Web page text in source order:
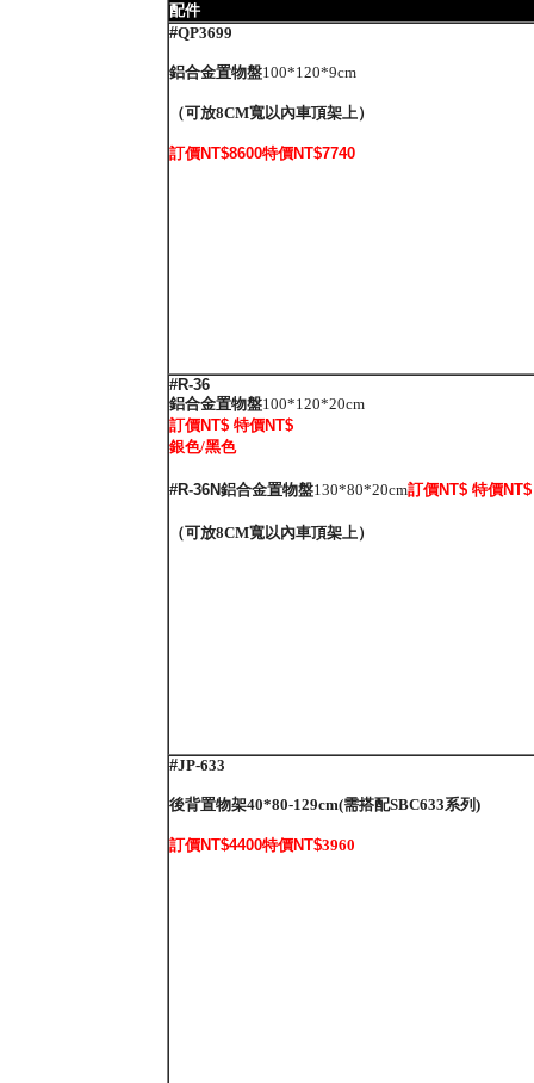
配件
#QP3699
鋁合金置物盤100*120*9cm
（可放8CM寬以內車頂架上）
訂價NT$8600特價NT$7740
#R-36
鋁合金置物盤100*120*20cm
訂價NT$ 特價NT$
銀色/黑色
#R-36N鋁合金置物盤130*80*20cm訂價NT$ 特價NT$
（可放8CM寬以內車頂架上）
#JP-633
後背置物架40*80-129cm(需搭配SBC633系列)
訂價NT$4400特價NT$3960